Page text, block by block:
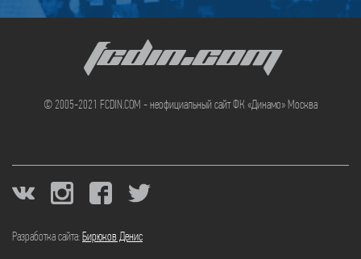
FCDIN.COM
© 2005-2021 FCDIN.COM - неофициальный сайт ФК «Динамо» Москва
Разработка сайта: Бирюков Денис